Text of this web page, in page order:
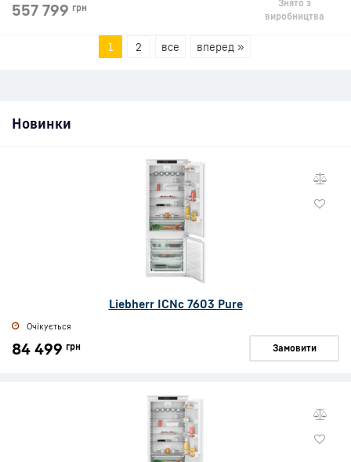
557 799 грн
Знято з
виробництва
1 2 все вперед »
Новинки
Liebherr ICNc 7603 Pure
Очікується
84 499 грн Замовити